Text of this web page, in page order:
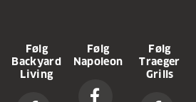
Følg
Backyard
Living
Følg
Napoleon
Følg
Traeger
Grills